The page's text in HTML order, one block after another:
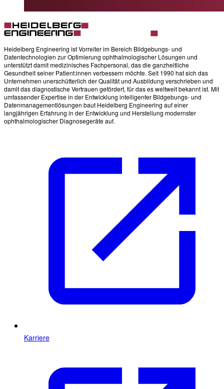
Heidelberg Engineering ist Vorreiter im Bereich Bildgebungs- und
Datentechnologien zur Optimierung ophthalmologischer Lösungen und
unterstützt damit medizinisches Fachpersonal, das die ganzheitliche
Gesundheit seiner Patient:innen verbessern möchte. Seit 1990 hat sich das
Unternehmen unerschütterlich der Qualität und Ausbildung verschrieben und
damit das diagnostische Vertrauen gefördert, für das es weltweit bekannt ist. Mit
umfassender Expertise in der Entwicklung intelligenter Bildgebungs- und
Datenmanagementlösungen baut Heidelberg Engineering auf einer
langjährigen Erfahrung in der Entwicklung und Herstellung modernster
ophthalmologischer Diagnosegeräte auf.
Karriere